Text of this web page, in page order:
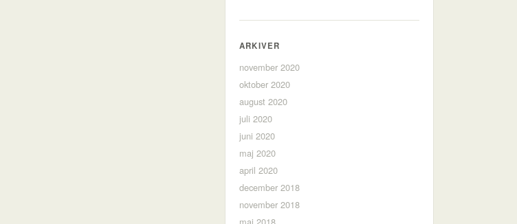
ARKIVER
november 2020
oktober 2020
august 2020
juli 2020
juni 2020
maj 2020
april 2020
december 2018
november 2018